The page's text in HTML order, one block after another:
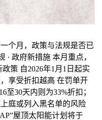
个月，政策与法规是否已
· 政府新措施 本月重点，
策 自2026年1月1日起实
享受折扣越高 在罚单开
至30天内则为33%折扣；
庭或列入黑名单的风险
屋顶太阳能计划将于